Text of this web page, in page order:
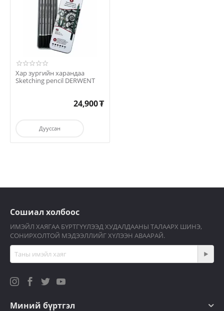
Хар зургийн харандаа
Sketching pencil DERWENT
24,900₮
Дууссан
Сошиал холбоос
ИМЭЙЛ ХАЯГАА БҮРТГҮҮЛЭЭД ХУДАЛДААНЫ ТАЛААРХ ШИНЭ,
СОНИРХОЛТОЙ МЭДЭЭЛЛИЙГ ХҮЛЭЭН АВААРАЙ.
Миний бүртгэл